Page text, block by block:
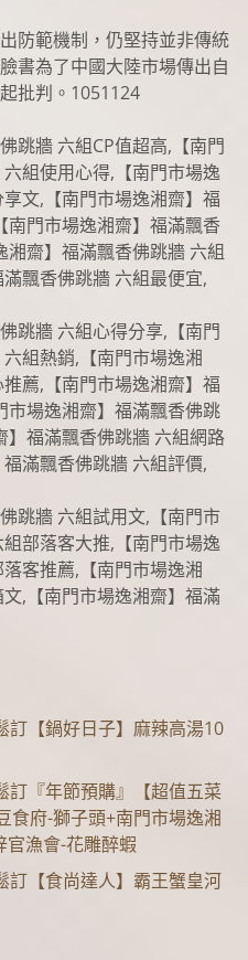
防範機制，仍堅持並非傳統
書為了中國大陸市場傳出自
批判。1051124
跳牆 六組CP值超高,【南門
組使用心得,【南門市場逸
文,【南門市場逸湘齋】福
門市場逸湘齋】福滿飄香
齋】福滿飄香佛跳牆 六組
飄香佛跳牆 六組最便宜,
跳牆 六組心得分享,【南門
組熱銷,【南門市場逸湘
薦,【南門市場逸湘齋】福
市場逸湘齋】福滿飄香佛跳
福滿飄香佛跳牆 六組網路
滿飄香佛跳牆 六組評價,
跳牆 六組試用文,【南門市
部落客大推,【南門市場逸
客推薦,【南門市場逸湘
,【南門市場逸湘齋】福滿
訂【鍋好日子】麻辣高湯10
訂『年節預購』【超值五菜
食府-獅子頭+南門市場逸湘
官漁會-花雕醉蝦
訂【食尚達人】霸王蟹皇河